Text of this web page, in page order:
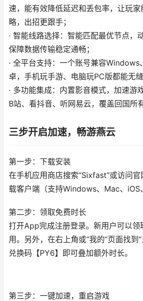
速，能有效降低延迟和丢包率，让玩
略，出招更跟手；
· 智能线路选择：智能匹配最优节点，
保障数据传输稳定通畅；
· 全平台支持：一个账号兼容Windows
卓，手机玩手游、电脑玩PC版都能无缝
· 多功能集成：内置影音模式，加速游
B站、看抖音、听网易云，覆盖回国所
三步开启加速，畅游燕云
第一步：下载安装
在手机应用商店搜索“Sixfast”或访问
载客户端（支持Windows、Mac、iOS
第二步：领取免费时长
打开App完成注册登录。新用户可以领
用。另外，在右上角或“我的”页面找到
兑换码【PY6】即可叠加额外时长。
第三步：一键加速，重启游戏